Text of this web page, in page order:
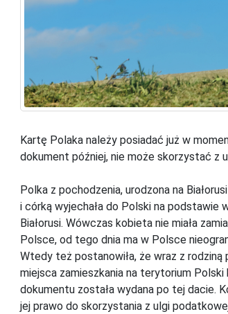
Kartę Polaka należy posiadać już w
dokument później, nie może skorzystać z
Polka z pochodzenia, urodzona na
i córką wyjechała do Polski na podstawie
Białorusi. Wówczas kobieta nie miała
Polsce, od tego dnia ma w Polsce
Wtedy też postanowiła, że wraz z
miejsca zamieszkania na terytorium
dokumentu została wydana po tej dacie.
jej prawo do skorzystania z ulgi